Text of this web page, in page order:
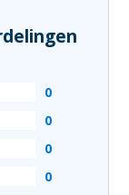
0
0
0
0